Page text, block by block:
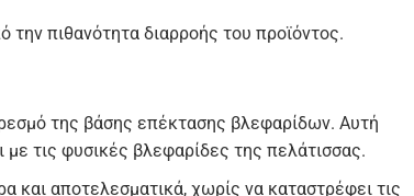
την πιθανότητα διαρροής του προϊόντος.
της βάσης επέκτασης βλεφαρίδων. Αυτή
τις φυσικές βλεφαρίδες της πελάτισσας.
και αποτελεσματικά, χωρίς να καταστρέφει τις